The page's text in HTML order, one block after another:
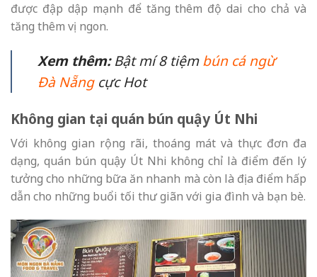
được đập dập mạnh để tăng thêm độ dai cho chả và
tăng thêm vị ngon.
Xem thêm:Bật mí 8 tiệmbún cá ngừ
Đà Nẵngcực Hot
Không gian tại quán bún quậy Út Nhi
Với không gian rộng rãi, thoáng mát và thực đơn đa
dạng, quán bún quậy Út Nhi không chỉ là điểm đến lý
tưởng cho những bữa ăn nhanh mà còn là địa điểm hấp
dẫn cho những buổi tối thư giãn với gia đình và bạn bè.